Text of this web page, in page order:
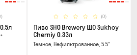
(0)
Пиво SHO Brewery ШО Sukhoy
Cherniy 0.33л
Темное, Нефильтрованное, 5.5°